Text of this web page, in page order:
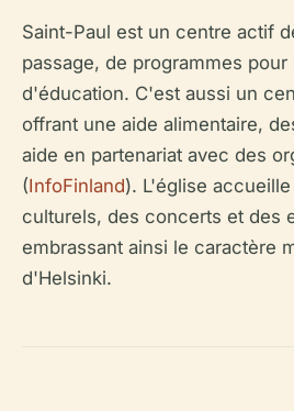
Saint-Paul est un centre actif
passage, de programmes
d'éducation. C'est aussi un
offrant une aide alimentaire,
aide en partenariat avec des
(InfoFinland). L'église
culturels, des concerts et des
embrassant ainsi le caractère
d'Helsinki.